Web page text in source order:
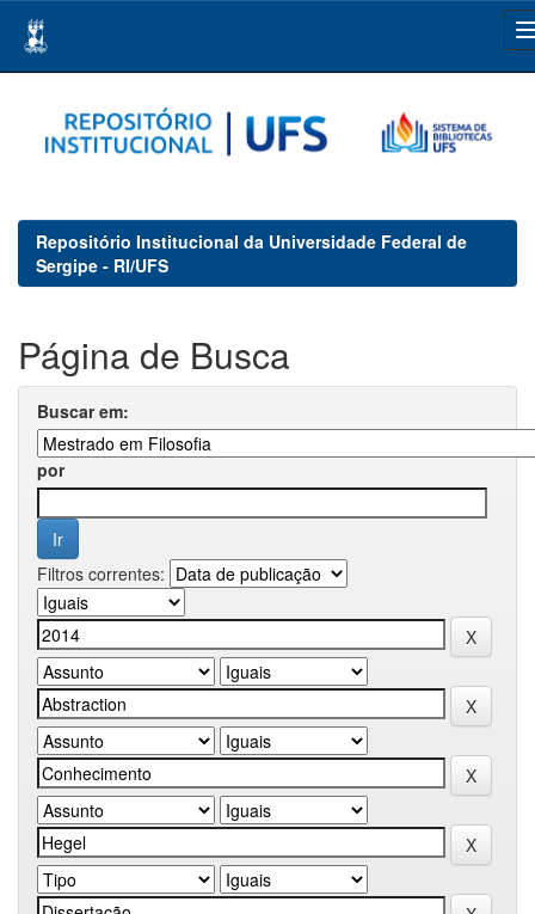
navigation
Repositório Institucional da Universidade Federal de
Sergipe - RI/UFS
Página de Busca
Buscar em:
por
Filtros correntes: